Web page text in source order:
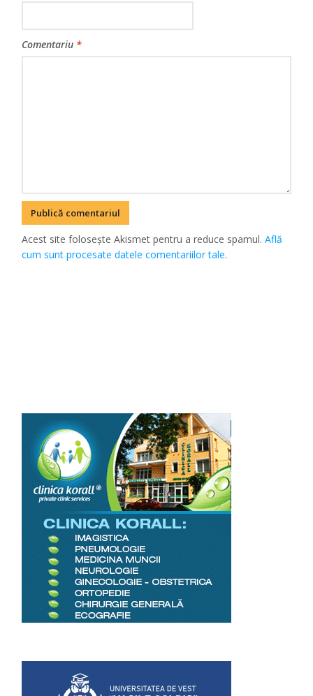
Comentariu *
Acest site folosește Akismet pentru a reduce spamul.Află
cum sunt procesate datele comentariilor tale.